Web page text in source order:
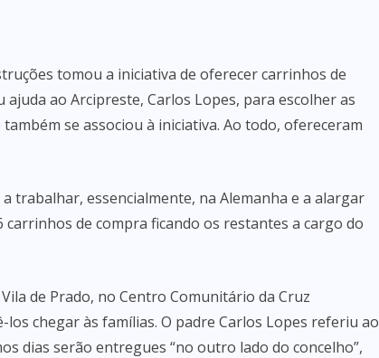
tomou a iniciativa de oferecer carrinhos de
ao Arcipreste, Carlos Lopes, para escolher as
se associou à iniciativa. Ao todo, ofereceram
trabalhar, essencialmente, na Alemanha e a alargar
de compra ficando os restantes a cargo do
de Prado, no Centro Comunitário da Cruz
chegar às famílias. O padre Carlos Lopes referiu ao
dias serão entregues “no outro lado do concelho”,